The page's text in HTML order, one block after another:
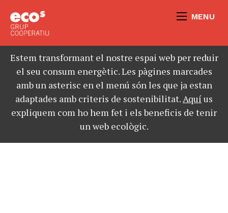
MENU
Estem transformant el nostre espai web per reduir
el seu consum energètic. Les pàgines marcades
amb un asterisc en el menú són les que ja estan
adaptades amb criteris de sostenibilitat.Aquíus
expliquem com ho hem fet i els beneficis de tenir
un web ecològic.